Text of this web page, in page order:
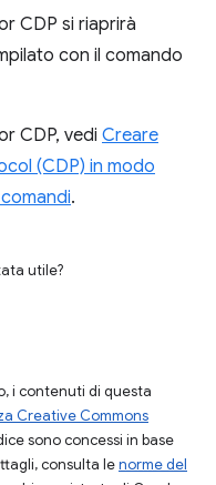
CDP si riaprirà
con il comando
CDP, vedi Creare
(CDP) in modo
.
utile?
i contenuti di questa
Creative Commons
sono concessi in base
consulta lenorme del